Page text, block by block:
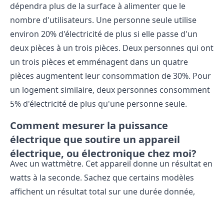
dépendra plus de la surface à alimenter que le
nombre d'utilisateurs. Une personne seule utilise
environ 20% d'électricité de plus si elle passe d'un
deux pièces à un trois pièces. Deux personnes qui ont
un trois pièces et emménagent dans un quatre
pièces augmentent leur consommation de 30%. Pour
un logement similaire, deux personnes consomment
5% d'électricité de plus qu'une personne seule.
Comment mesurer la puissance
électrique que soutire un appareil
électrique, ou électronique chez moi?
Avec un wattmètre. Cet appareil donne un résultat en
watts à la seconde. Sachez que certains modèles
affichent un résultat total sur une durée donnée,